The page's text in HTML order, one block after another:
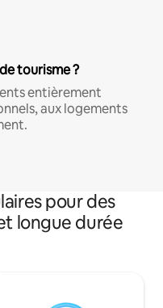
tourisme ?
entièrement
aux logements
pour des
longue durée